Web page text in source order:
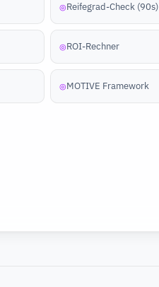
◎Reifegrad-Check (90s)
◎ROI-Rechner
◎MOTIVE Framework